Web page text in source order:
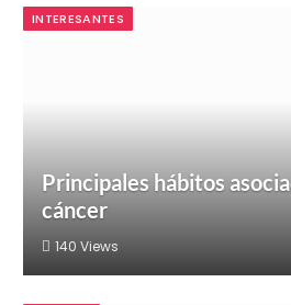
INTERESANTES
Principales hábitos
cáncer
140 Views